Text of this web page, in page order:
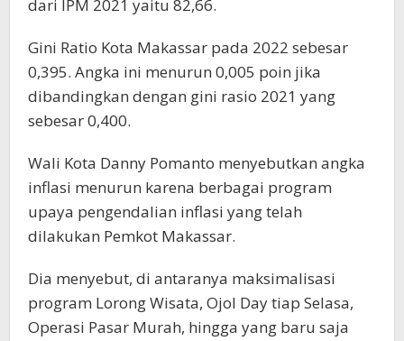
dari IPM 2021 yaitu 82,66.
Gini Ratio Kota Makassar pada 2022 sebesar
0,395. Angka ini menurun 0,005 poin jika
dibandingkan dengan gini rasio 2021 yang
sebesar 0,400.
Wali Kota Danny Pomanto menyebutkan angka
inflasi menurun karena berbagai program
upaya pengendalian inflasi yang telah
dilakukan Pemkot Makassar.
Dia menyebut, di antaranya maksimalisasi
program Lorong Wisata, Ojol Day tiap Selasa,
Operasi Pasar Murah, hingga yang baru saja